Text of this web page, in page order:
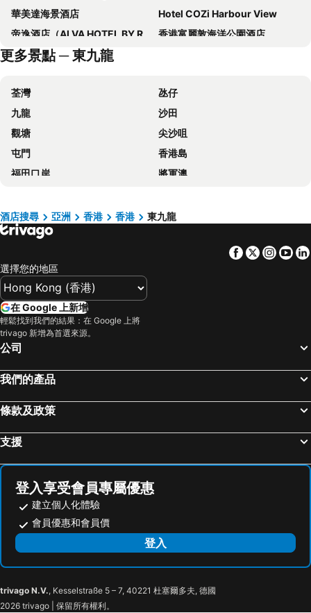
華美達海景酒店
Hotel COZi Harbour View
帝逸酒店（ALVA HOTEL BY ROYAL）
香港富麗敦海洋公園酒店
旺角維景酒店
帝京酒店
Dorsett Kwun Tong, Hong Kong
九龍維景酒店
歷山酒店
IW Hotel
香港珀麗酒店
帝都香港酒店
Harbour Plaza North Point
Dorsett Tsuen Wan, Hong Kong
冠藍軒(鴨脷洲)
仕德福酒店
富薈馬頭圍酒店
Hotel COZi Oasis
Hotel Ease Access Tsuen Wan
富豪東方酒店 (香港)
旭逸酒店‧旺角
富薈炮台山酒店
香港康得思酒店
The Cityview
Crowne Plaza Hong Kong Kowloon East By Ihg
香港美麗華酒店
華麗酒店尖沙咀 (貝斯特韋斯特成員酒店)
宜必思香港中上環酒店
Kathmandu Guest House
Oootopia Kai Tak
Summit View Kowloon
Bluejay Residences Kai Tak
Kerry Hotel, Hong Kong
簡悅酒店 (旺角)
更多景點 ─ 東九龍
荃灣
氹仔
九龍
沙田
觀塘
尖沙咀
屯門
香港島
福田口岸
將軍澳
香港國際機場
南山區
東涌
Wan Chai Metro Station
深水埗區
香港迪士尼樂園
羅湖口岸
東門步行街
越秀區
中環
羅湖口岸
Tsing Yi Metro Station
天河區
九龍城
番禺區
朗豪坊
Causeway Bay Metro Station
荔灣區
世界之窗
Ho Man Tin Metro Station
Whampoa Metro Station
酒店搜尋 亞洲 香港 香港 東九龍
Facebook
Twitter
選擇您的地區
在 Google 上新增
輕鬆找到我們的結果：在 Google 上將
trivago 新增為首選來源。
公司
我們的產品
條款及政策
支援
登入享受會員專屬優惠
建立個人化體驗
會員優惠和會員價
登入
trivago N.V., Kesselstraße 5 – 7, 40221 杜塞爾多夫, 德國
2026 trivago | 保留所有權利。